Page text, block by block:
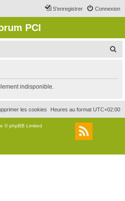
Connexion
S’enregistrer
PCI
r
c
r
indisponible.
Heures au format UTC+02:00
les cookies
© phpBB Limited